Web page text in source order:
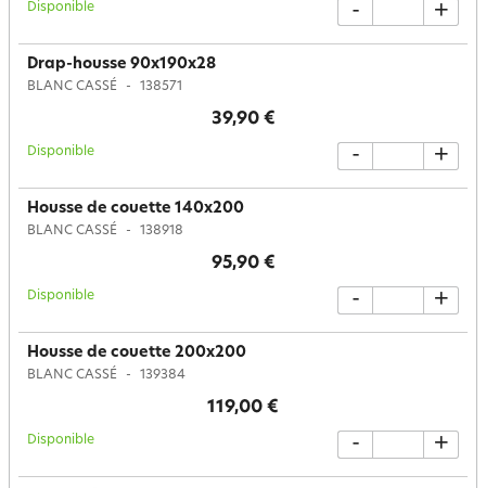
Disponible - +
Drap-housse 90x190x28
BLANC CASSÉ 138571
39,90 €
Disponible - +
Housse de couette 140x200
BLANC CASSÉ 138918
95,90 €
Disponible - +
Housse de couette 200x200
BLANC CASSÉ 139384
119,00 €
Disponible - +